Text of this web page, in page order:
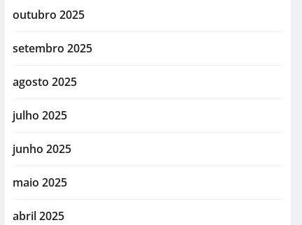
outubro 2025
setembro 2025
agosto 2025
julho 2025
junho 2025
maio 2025
abril 2025